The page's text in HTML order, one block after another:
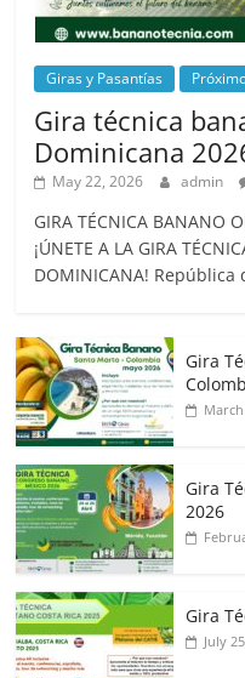
Giras y Pasantías
Gira técnica
Dominicana
May 22, 2026 admin
GIRA TÉCNICA BANANO
¡ÚNETE A LA GIRA
DOMINICANA!
Gira
Gira
2026
Gira
July